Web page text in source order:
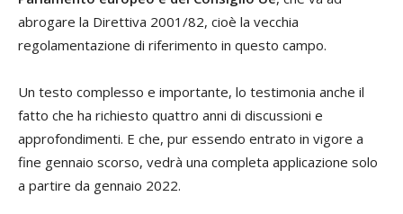
abrogare la Direttiva 2001/82, cioè la vecchia
regolamentazione di riferimento in questo campo.
Un testo complesso e importante, lo testimonia anche il
fatto che ha richiesto quattro anni di discussioni e
approfondimenti. E che, pur essendo entrato in vigore a
fine gennaio scorso, vedrà una completa applicazione solo
a partire da gennaio 2022.